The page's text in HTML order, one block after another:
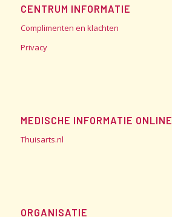
CENTRUM INFORMATIE
Complimenten en klachten
Privacy
MEDISCHE INFORMATIE ONLINE
Thuisarts.nl
ORGANISATIE